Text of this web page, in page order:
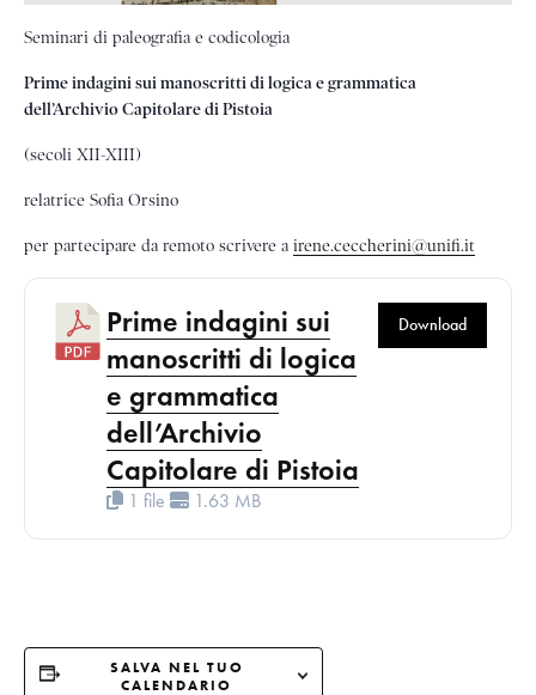
Seminari di paleografia e codicologia
Prime indagini sui manoscritti di logica e grammatica
dell’Archivio Capitolare di Pistoia
(secoli XII-XIII)
relatrice Sofia Orsino
per partecipare da remoto scrivere a irene.ceccherini@unifi.it
Prime indagini sui
manoscritti di logica
e grammatica
dell’Archivio
Capitolare di Pistoia
1 file 1.63 MB
Download
SALVA NEL TUO
CALENDARIO